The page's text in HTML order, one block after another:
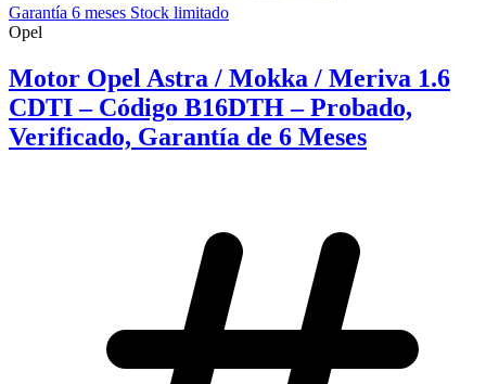
Garantía 6 meses Stock limitado
Opel
Motor Opel Astra / Mokka / Meriva 1.6
CDTI – Código B16DTH – Probado,
Verificado, Garantía de 6 Meses